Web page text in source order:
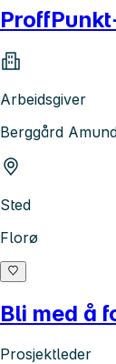
Arbeidsgiver
Berggård
Sted
Florø
Bli med å
Prosjektleder